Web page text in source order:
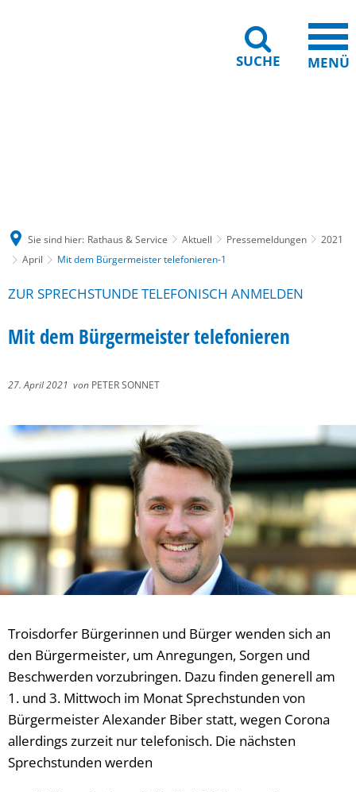
SUCHE MENÜ
Sie sind hier: Rathaus & Service Aktuell Pressemeldungen
2021
April
Mit dem Bürgermeister telefonieren-1
ZUR SPRECHSTUNDE TELEFONISCH ANMELDEN
Mit dem Bürgermeister telefonieren
27. April 2021 von PETER SONNET
Troisdorfer Bürgerinnen und Bürger wenden sich an
den Bürgermeister, um Anregungen, Sorgen und
Beschwerden vorzubringen. Dazu finden generell am
1. und 3. Mittwoch im Monat Sprechstunden von
Bürgermeister Alexander Biber statt, wegen Corona
allerdings zurzeit nur telefonisch. Die nächsten
Sprechstunden werden